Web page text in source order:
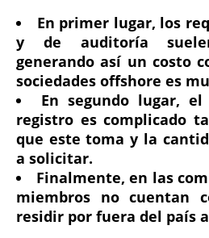
En primer lugar, los
y de auditoría
generando así un costo
sociedades offshore es
En segundo lugar,
registro es complicado
que este toma y la
a solicitar.
Finalmente, en las
miembros no cuentan
residir por fuera del país